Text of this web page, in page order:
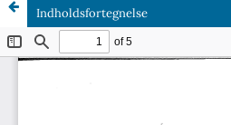
Indholdsfortegnelse